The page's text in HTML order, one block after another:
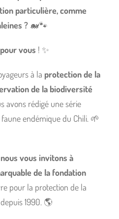
particulière, comme
? 🐋🐾
vous ! ✨
à la protection de la
de la biodiversité
avons rédigé une série
endémique du Chili. 🌱
nous vous invitons à
de la fondation
pour la protection de la
1990. 🌎